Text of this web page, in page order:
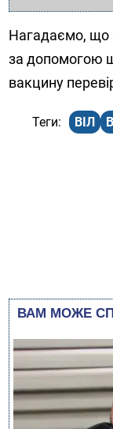
Нагадаємо, що
за допомогою
вакцину
ВІЛ